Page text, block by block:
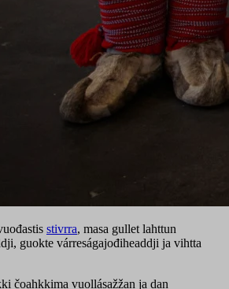
stivrra, masa gullet lahttun
guokte várreságajođiheaddji ja vihtta
čoahkkima vuollásažžan ja dan